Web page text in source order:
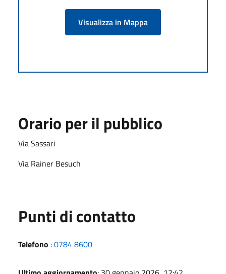
Visualizza in Mappa
Orario per il pubblico
Via Sassari
Via Rainer Besuch
Punti di contatto
Telefono :0784 8600